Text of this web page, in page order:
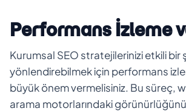
Performans İzleme
Kurumsal SEO stratejilerinizi etkili bir
yönlendirebilmek için performans
büyük önem vermelisiniz. Bu süreç,
arama motorlarındaki